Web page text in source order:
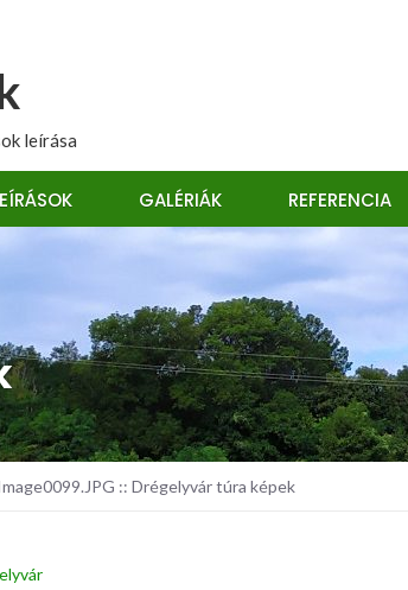
leírása
GALÉRIÁK REFERENCIA
:: Drégelyvár túra képek